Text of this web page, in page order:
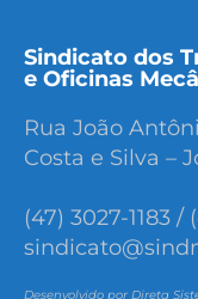
Sindicato dos
e Oficinas
Rua João
Costa e Silva –
(47) 3027-1183 /
Desenvolvido por Direta